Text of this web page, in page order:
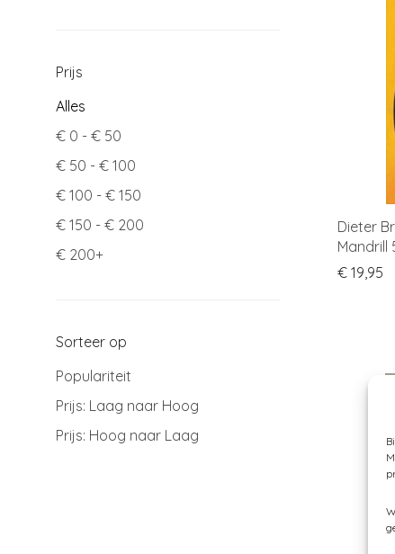
Prijs
Alles
€ 0 - € 50
€ 50 - € 100
€ 100 - € 150
€ 150 - € 200
€ 200+
Sorteer op
Populariteit
Prijs: Laag naar Hoog
Prijs: Hoog naar Laag
Dieter
Mandrill
€19,95